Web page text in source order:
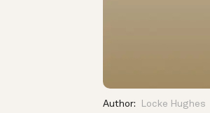
Author: Locke Hughes